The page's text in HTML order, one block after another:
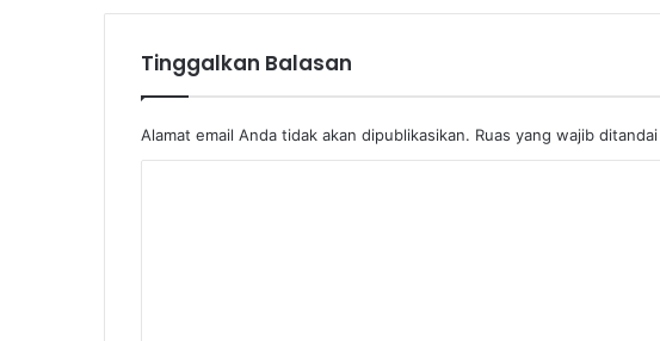
m
y
T
Tinggalkan Balasan
Alamat email Anda tidak akan dipublikasikan. Ruas yang wajib ditandai